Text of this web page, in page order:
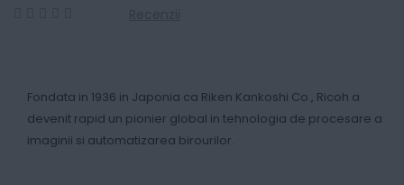
Fondata in 1936 in Japonia ca Riken Kankoshi Co., Ricoh a
devenit rapid un pionier global in tehnologia de procesare a
imaginii si automatizarea birourilor.